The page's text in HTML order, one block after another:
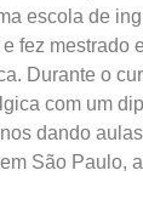
escola de
fez mestrado
Durante o
com um
dando
São Paulo,